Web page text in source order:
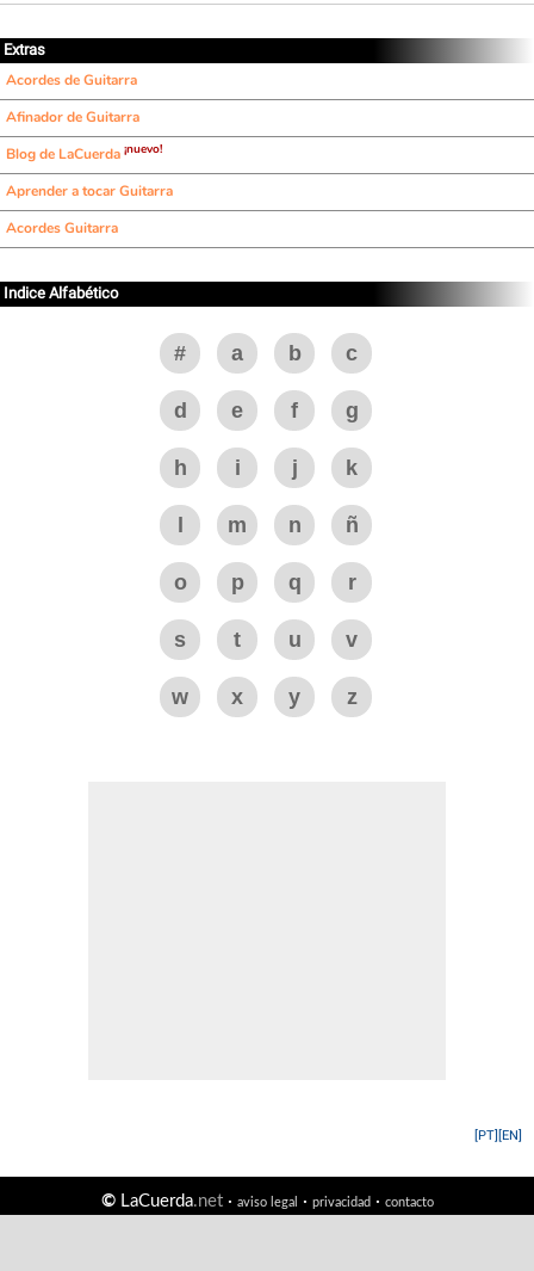
Extras
Acordes de Guitarra
Afinador de Guitarra
Blog de LaCuerda ¡nuevo!
Aprender a tocar Guitarra
Acordes Guitarra
Indice Alfabético
# a b c
d e f g
h i j k
m n ñ
o p q r
s t u v
w x y z
[EN]
[PT]
©LaCuerda.net· aviso legal · privacidad· contacto